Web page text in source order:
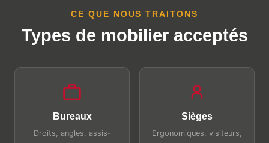
CE QUE NOUS TRAITONS
Types de mobilier acceptés
Bureaux
Droits, angles, assis-
Sièges
Ergonomiques, visiteurs,